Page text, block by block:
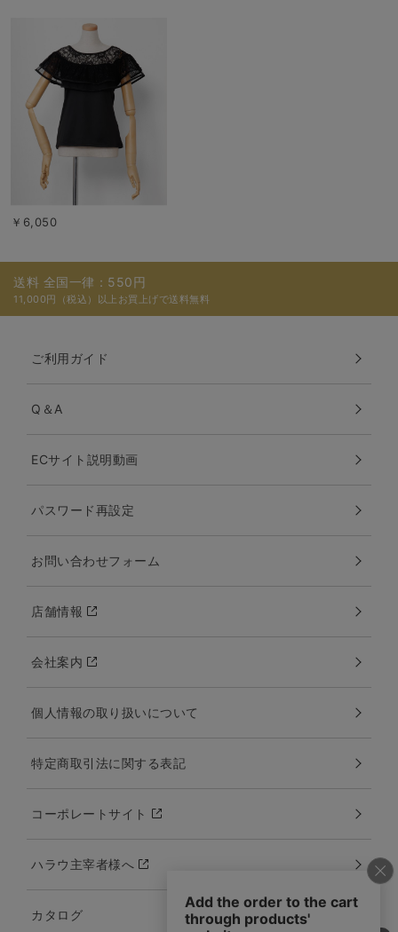
￥6,050
送料 全国一律：550円
11,000円（税込）以上お買上げで送料無料
ご利用ガイド
Q＆A
ECサイト説明動画
パスワード再設定
お問い合わせフォーム
店舗情報
会社案内
個人情報の取り扱いについて
特定商取引法に関する表記
コーポレートサイト
ハラウ主宰者様へ
カタログ